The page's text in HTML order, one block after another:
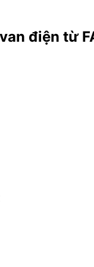
điện từ